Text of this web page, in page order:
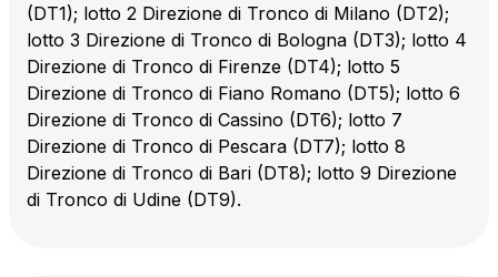
Elgea
Production and sale of energy from renewable
sources
AdMoving
(DT1); lotto 2 Direzione di Tronco di Milano (DT2);
lotto 3 Direzione di Tronco di Bologna (DT3); lotto 4
Direzione di Tronco di Firenze (DT4); lotto 5
Direzione di Tronco di Fiano Romano (DT5); lotto 6
Direzione di Tronco di Cassino (DT6); lotto 7
Direzione di Tronco di Pescara (DT7); lotto 8
Direzione di Tronco di Bari (DT8); lotto 9 Direzione
di Tronco di Udine (DT9).